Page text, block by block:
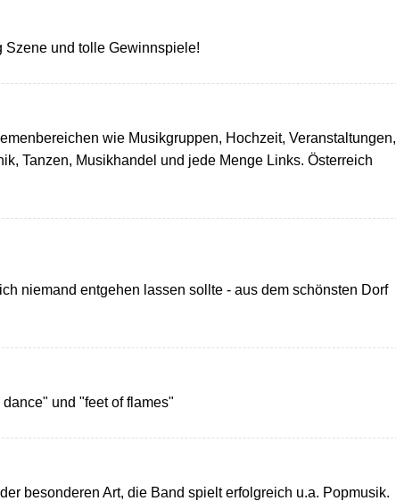
Szene und tolle Gewinnspiele!
wie Musikgruppen, Hochzeit, Veranstaltungen,
Tanzen, Musikhandel und jede Menge Links. Österreich
niemand entgehen lassen sollte - aus dem schönsten Dorf
und "feet of flames"
besonderen Art, die Band spielt erfolgreich u.a. Popmusik.